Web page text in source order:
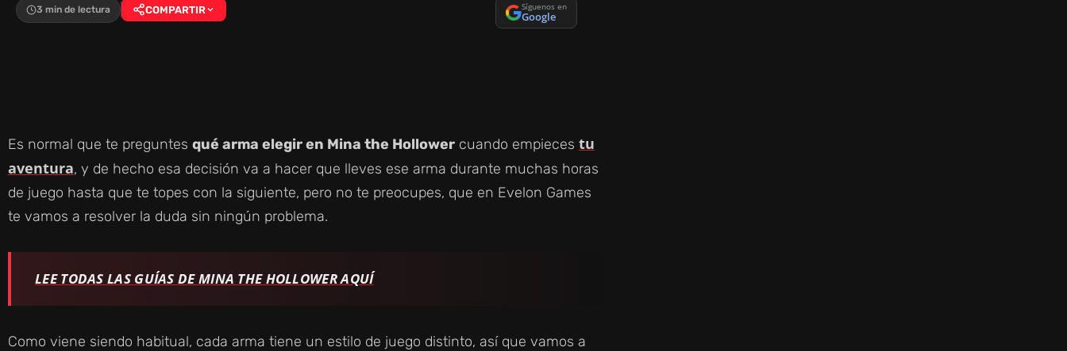
3 min de lectura COMPARTIR Síguenos en
Google
Es normal que te preguntes qué arma elegir en Mina the Hollower cuando empieces tu
aventura, y de hecho esa decisión va a hacer que lleves ese arma durante muchas horas
de juego hasta que te topes con la siguiente, pero no te preocupes, que en Evelon Games
te vamos a resolver la duda sin ningún problema.
LEE TODAS LAS GUÍAS DE MINA THE HOLLOWER AQUÍ
Como viene siendo habitual, cada arma tiene un estilo de juego distinto, así que vamos a